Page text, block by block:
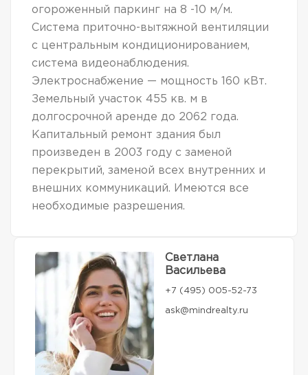
огороженный паркинг на 8 -10 м/м.
Система приточно-вытяжной вентиляции
с центральным кондиционированием,
система видеонаблюдения.
Электроснабжение — мощность 160 кВт.
Земельный участок 455 кв. м в
долгосрочной аренде до 2062 года.
Капитальный ремонт здания был
произведен в 2003 году с заменой
перекрытий, заменой всех внутренних и
внешних коммуникаций. Имеются все
необходимые разрешения.
Светлана
Васильева
+7 (495) 005-52-73
ask@mindrealty.ru